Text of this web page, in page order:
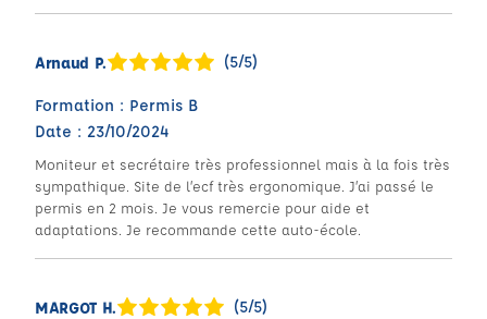
Arnaud P. (5/5)
Formation : Permis B
Date : 23/10/2024
Moniteur et secrétaire très professionnel mais à la fois très
sympathique. Site de l’ecf très ergonomique. J’ai passé le
permis en 2 mois. Je vous remercie pour aide et
adaptations. Je recommande cette auto-école.
MARGOT H. (5/5)